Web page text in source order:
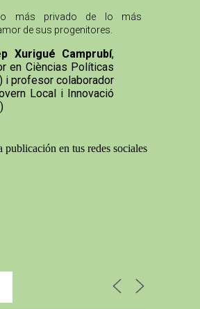
más privado de lo más
de sus progenitores.
Xurigué Camprubí,
en Cièncias Políticas
i profesor colaborador
Local i Innovació
publicación en tus redes sociales